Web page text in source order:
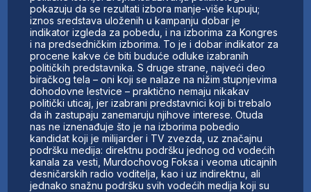
pokazuju da se rezultati izbora manje-više kupuju;
iznos sredstava uloženih u kampanju dobar je
indikator izgleda za pobedu, i na izborima za Kongres
i na predsedničkim izborima. To je i dobar indikator za
procene kakve će biti buduće odluke izabranih
političkih predstavnika. S druge strane, najveći deo
biračkog tela – oni koji se nalaze na nižim stupnjevima
dohodovne lestvice – praktično nemaju nikakav
politički uticaj, jer izabrani predstavnici koji bi trebalo
da ih zastupaju zanemaruju njihove interese. Otuda
nas ne iznenađuje što je na izborima pobedio
kandidat koji je milijarder i TV zvezda, uz značajnu
podršku medija: direktnu podršku jednog od vodećih
kanala za vesti, Murdochovog Foksa i veoma uticajnih
desničarskih radio voditelja, kao i uz indirektnu, ali
jednako snažnu podršku svih vodećih medija koji su